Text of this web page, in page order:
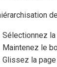
Sélectionnez la
Maintenez le
Glissez la